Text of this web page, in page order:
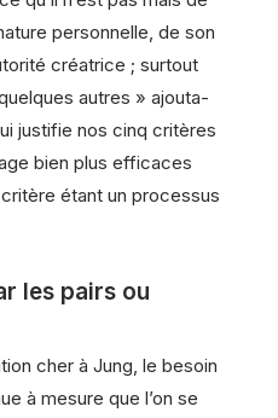
personnelle, de son
créatrice ; surtout
autres » ajouta-
justifie nos cinq critères
bien plus efficaces
étant un processus
les pairs ou
cher à Jung, le besoin
à mesure que l’on se